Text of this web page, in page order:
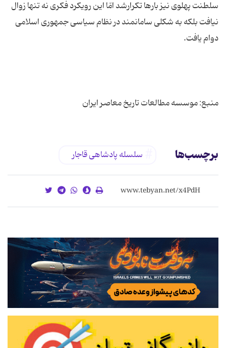
سلطنت پهلوی نیز بارها تکرارشد امّا این رویکرد فکری نه تنها زوال
نیافت بلکه به شکلی سامانمند در نظام سیاسی جمهوری اسلامی
منبع: موسسه مطالعات تاریخ معاصر ایران
برچسب‌ها سلسله پادشاهی قاجار